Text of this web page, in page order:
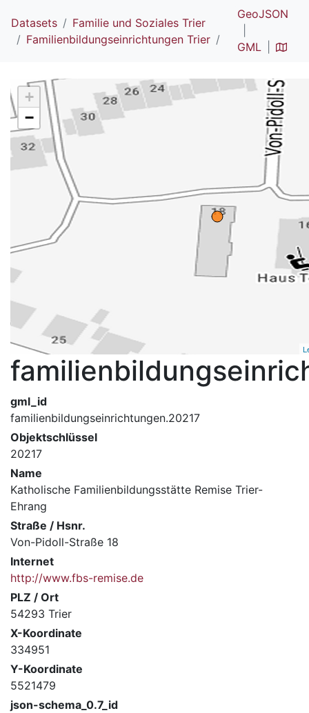
Datasets
Familie und Soziales Trier
Familienbildungseinrichtungen Trier
GeoJSON
GML
+
−
gml_id
familienbildungseinrichtungen.20217
Objektschlüssel
20217
Name
Katholische Familienbildungsstätte Remise Trier-
Ehrang
Straße / Hsnr.
Von-Pidoll-Straße 18
Internet
http://www.fbs-remise.de
PLZ / Ort
54293 Trier
X-Koordinate
334951
Y-Koordinate
5521479
json-schema_0.7_id